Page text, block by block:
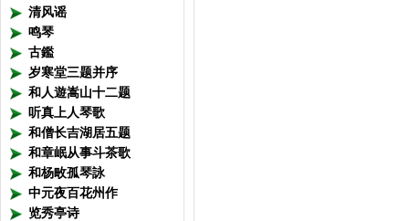
清风谣
鸣琴
古鑑
岁寒堂三题并序
和人遊嵩山十二题
听真上人琴歌
和僧长吉湖居五题
和章岷从事斗茶歌
和杨畋孤琴詠
中元夜百花州作
览秀亭诗